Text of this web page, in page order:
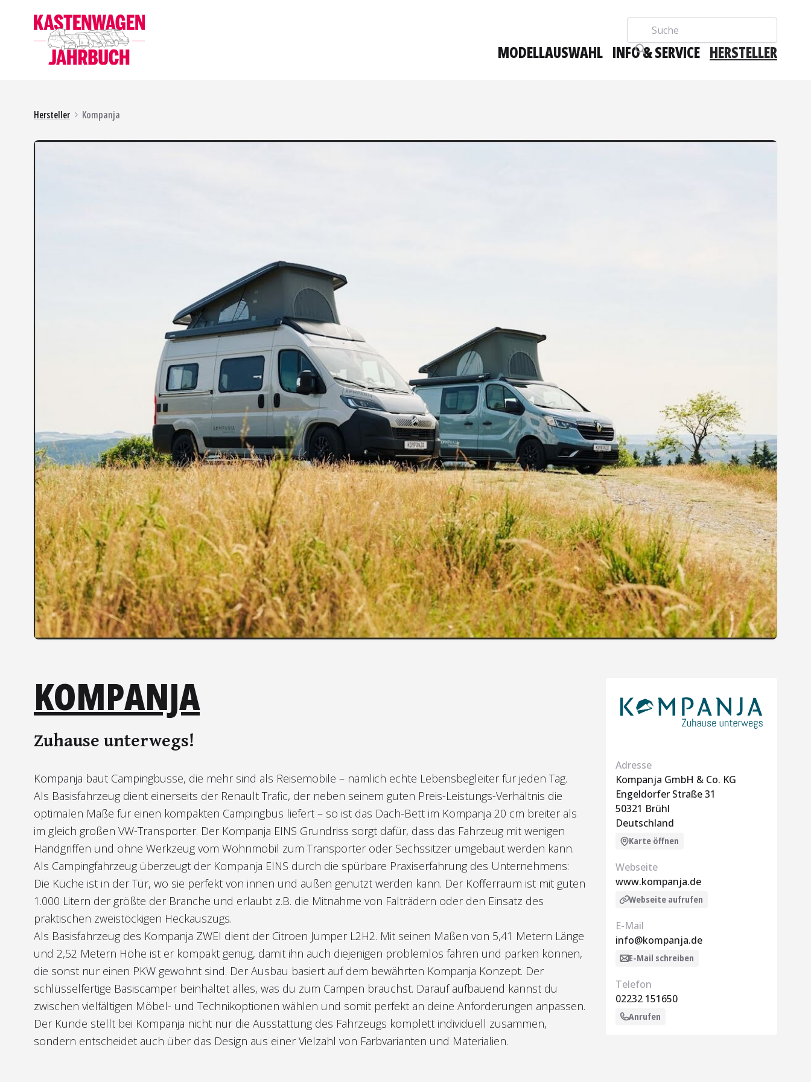
Suche
MODELLAUSWAHL INFO & SERVICE HERSTELLER
Hersteller Kompanja
KOMPANJA
Zuhause unterwegs!
Kompanja baut Campingbusse, die mehr sind als Reisemobile – nämlich echte Lebensbegleiter für jeden Tag.
Als Basisfahrzeug dient einerseits der Renault Trafic, der neben seinem guten Preis-Leistungs-Verhältnis die
optimalen Maße für einen kompakten Campingbus liefert – so ist das Dach-Bett im Kompanja 20 cm breiter als
im gleich großen VW-Transporter. Der Kompanja EINS Grundriss sorgt dafür, dass das Fahrzeug mit wenigen
Handgriffen und ohne Werkzeug vom Wohnmobil zum Transporter oder Sechssitzer umgebaut werden kann.
Als Campingfahrzeug überzeugt der Kompanja EINS durch die spürbare Praxiserfahrung des Unternehmens:
Die Küche ist in der Tür, wo sie perfekt von innen und außen genutzt werden kann. Der Kofferraum ist mit guten
1.000 Litern der größte der Branche und erlaubt z.B. die Mitnahme von Falträdern oder den Einsatz des
praktischen zweistöckigen Heckauszugs.
Als Basisfahrzeug des Kompanja ZWEI dient der Citroen Jumper L2H2. Mit seinen Maßen von 5,41 Metern Länge
und 2,52 Metern Höhe ist er kompakt genug, damit ihn auch diejenigen problemlos fahren und parken können,
die sonst nur einen PKW gewohnt sind. Der Ausbau basiert auf dem bewährten Kompanja Konzept. Der
schlüsselfertige Basiscamper beinhaltet alles, was du zum Campen brauchst. Darauf aufbauend kannst du
zwischen vielfältigen Möbel- und Technikoptionen wählen und somit perfekt an deine Anforderungen anpassen.
Der Kunde stellt bei Kompanja nicht nur die Ausstattung des Fahrzeugs komplett individuell zusammen,
sondern entscheidet auch über das Design aus einer Vielzahl von Farbvarianten und Materialien.
Adresse
Kompanja GmbH & Co. KG
Engeldorfer Straße 31
50321 Brühl
Deutschland
Karte öffnen
Webseite
www.kompanja.de
Webseite aufrufen
E-Mail
info@kompanja.de
E-Mail schreiben
Telefon
02232 151650
Anrufen